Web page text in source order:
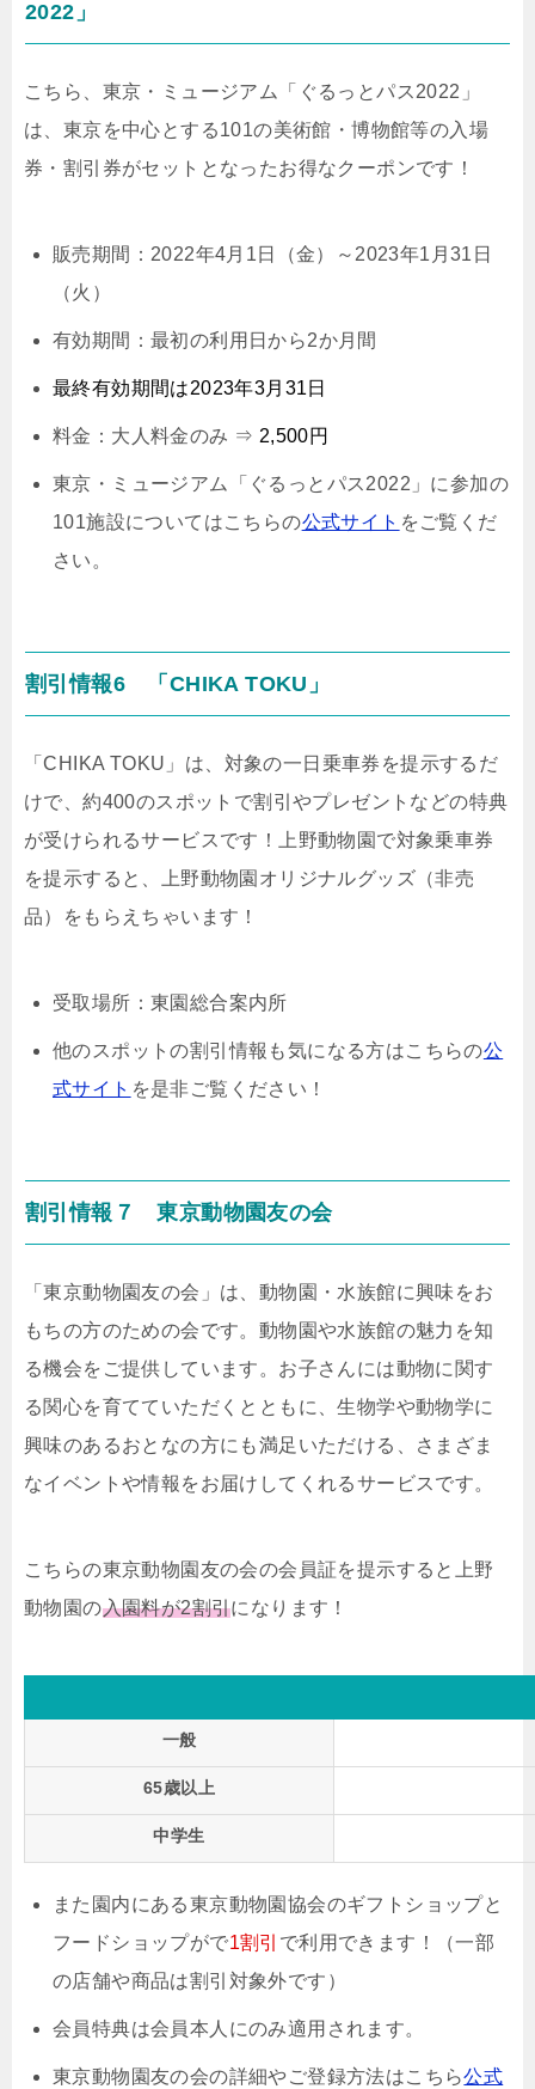
2022」
こちら、東京・ミュージアム「ぐるっとパス2022」
は 、東京を中心とする101の美術館・博物館等の入場
券・割引券がセットとなったお得なクーポンです！
販売期間：2022年4月1日（金）～2023年1月31日
（火）
有効期間：最初の利用日から2か月間
最終有効期間は2023年3月31日
料金：大人料金のみ ⇒ 2,500円
東京・ミュージアム「ぐるっとパス2022」に参加の
101施設についてはこちらの公式サイト をご覧くだ
さい。
割引情報6 「CHIKA TOKU」
「CHIKA TOKU」は、対象の一日乗車券を提示するだ
けで、約400のスポットで割引やプレゼントなどの特典
が受けられるサービスです！上野動物園で対象乗車券
を提示すると、上野動物園オリジナルグッズ（非売
品）をもらえちゃいます！
受取場所： 東園総合案内所
他のスポットの割引情報も気になる方はこちらの公
式サイト を是非ご覧ください！
割引情報７東京動物園友の会
「東京動物園友の会」は、動物園 ・水族館に興味をお
もちの方のための会です。動物園や水族館の魅力を知
る機会をご提供しています。お子さんには動物に関す
る関心を育てていただくとともに、生物学や動物学に
興味のあるおとなの方にも満足いただける、さまざま
なイベントや情報をお届けしてくれるサービスです。
こちらの東京動物園友の会の会員証を提示すると上野
動物園の入園料が2割引になります！
一般
65歳以上
中学生
また園内にある東京動物園協会のギフトショップと
フードショップがで1割引 で利用できます！（一部
の店舗や商品は割引対象外です）
会員特典は会員本人にのみ適用されます。
東京動物園友の会の詳細やご登録方法はこちら公式